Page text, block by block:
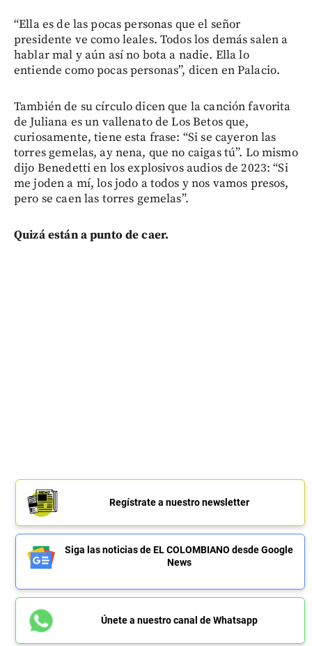
“Ella es de las pocas personas que el señor
presidente ve como leales. Todos los demás salen a
hablar mal y aún así no bota a nadie. Ella lo
entiende como pocas personas”, dicen en Palacio.
También de su círculo dicen que la canción favorita
de Juliana es un vallenato de Los Betos que,
curiosamente, tiene esta frase: “Si se cayeron las
torres gemelas, ay nena, que no caigas tú”. Lo mismo
dijo Benedetti en los explosivos audios de 2023: “Si
me joden a mí, los jodo a todos y nos vamos presos,
pero se caen las torres gemelas”.
Quizá están a punto de caer.
Regístrate a nuestro newsletter
Siga las noticias de EL COLOMBIANO desde Google
News
Únete a nuestro canal de Whatsapp